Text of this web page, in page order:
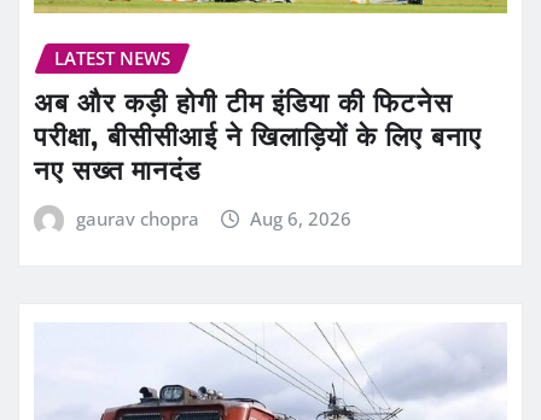
LATEST NEWS
अब और कड़ी होगी टीम इंडिया की फिटनेस
परीक्षा, बीसीसीआई ने खिलाड़ियों के लिए बनाए
नए सख्त मानदंड
gaurav chopra Aug 6, 2026